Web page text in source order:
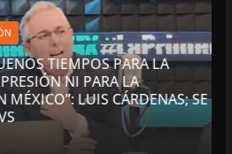
TIEMPOS PARA LA
NI PARA LA
LUIS CÁRDENAS; SE